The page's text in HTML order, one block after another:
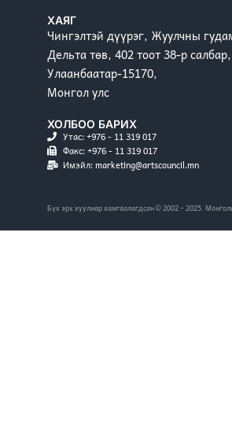
ХАЯГ
Чингэлтэй дүүрэг, Жуулчны
Дельта төв, 402 тоот 38-р
Улаанбаатар-15170,
Монгол улс
ХОЛБОО БАРИХ
Утас: +976 - 11 319 017
Факс: +976 - 11 319 017
Имэйл: marketing@artscouncil.mn
Бүх эрх хуулиар хамгаалагдсан © 2002 – 2025.